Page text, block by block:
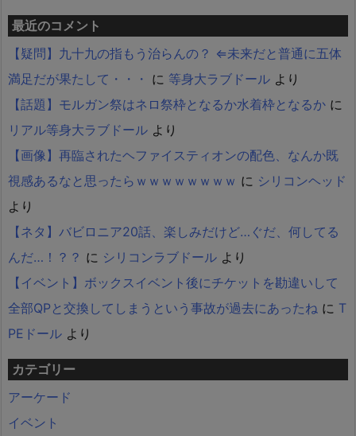
最近のコメント
【疑問】九十九の指もう治らんの？ ⇐未来だと普通に五体
満足だが果たして・・・ に 等身大ラブドール より
【話題】モルガン祭はネロ祭枠となるか水着枠となるか に
リアル等身大ラブドール より
【画像】再臨されたヘファイスティオンの配色、なんか既
視感あるなと思ったらｗｗｗｗｗｗｗｗ に シリコンヘッド
より
【ネタ】バビロニア20話、楽しみだけど…ぐだ、何してる
んだ…！？？ に シリコンラブドール より
【イベント】ボックスイベント後にチケットを勘違いして
全部QPと交換してしまうという事故が過去にあったね に T
PEドール より
カテゴリー
アーケード
イベント